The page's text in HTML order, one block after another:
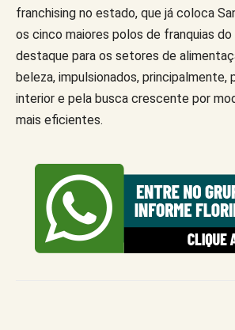
franchising no estado, que já coloca
os cinco maiores polos de franquias do
destaque para os setores de
beleza, impulsionados, principalmente,
interior e pela busca crescente por
mais eficientes.